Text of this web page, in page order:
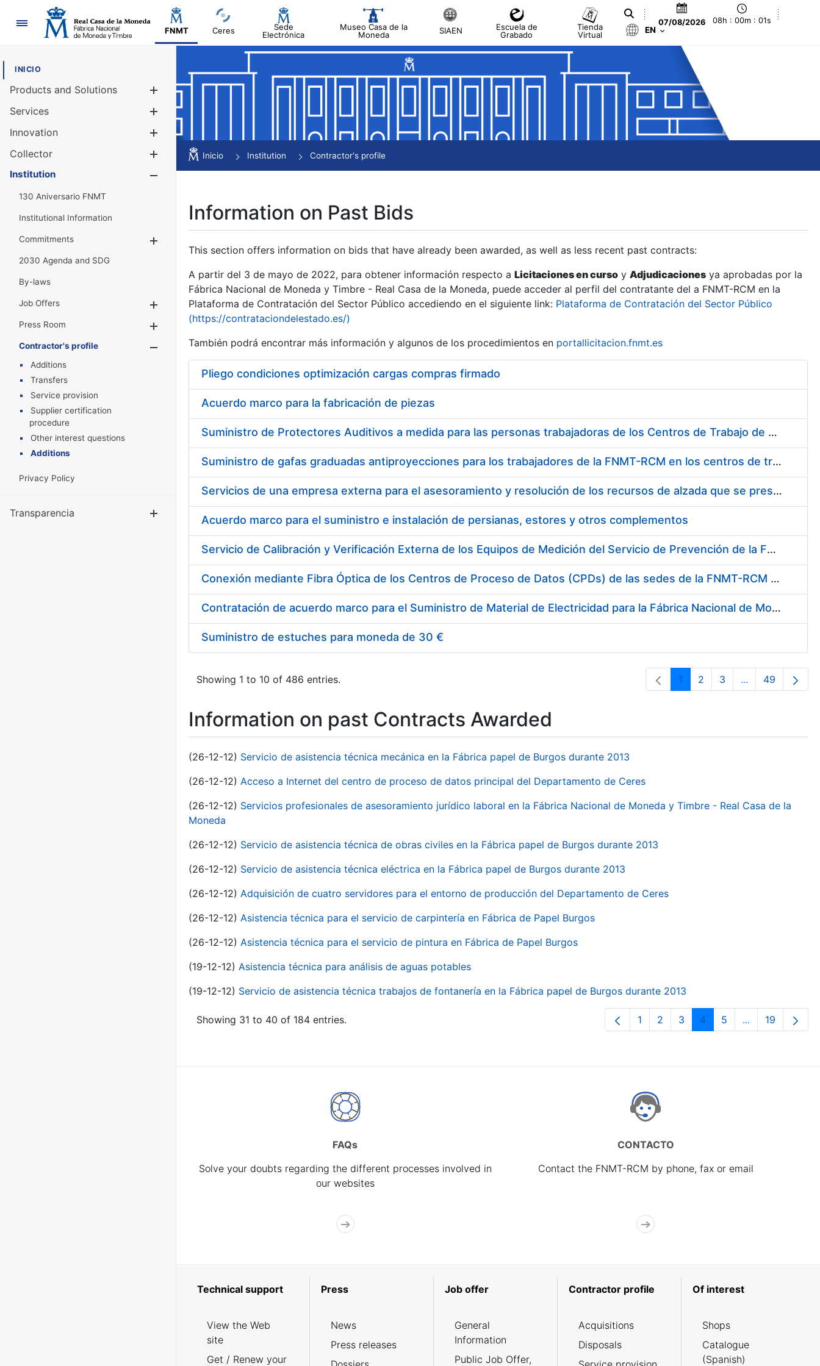
Navigation
FNMT Ceres
Sede
Electrónica
Museo Casa de la
Moneda
SIAEN
Escuela de
Grabado
Tienda
Virtual
07/08/2026 08h : 00m : 02s
EN
INICIO
Products and Solutions
Services
Innovation
Collector
Show/Hide
Institution
130 Aniversario FNMT
Institutional Information
Commitments
2030 Agenda and SDG
By-laws
Job Offers
Show/Hide
Press Room
Show/Hide
Contractor's profile
Show/Hide
Additions
Transfers
Service provision
Supplier certification
procedure
Other interest questions
Additions
Privacy Policy
Transparencia Show/Hide
Inicio Institution Contractor's profile
Information on Past Bids
This section offers information on bids that have already been awarded, as well as less recent past contracts:
A partir del 3 de mayo de 2022, para obtener información respecto a Licitaciones en curso y Adjudicaciones ya aprobadas por la
Fábrica Nacional de Moneda y Timbre - Real Casa de la Moneda, puede acceder al perfil del contratante del a FNMT-RCM en la
Plataforma de Contratación del Sector Público accediendo en el siguiente link: Plataforma de Contratación del Sector Público
(https://contrataciondelestado.es/)
También podrá encontrar más información y algunos de los procedimientos en portallicitacion.fnmt.es
Pliego condiciones optimización cargas compras firmado
Acuerdo marco para la fabricación de piezas
Suministro de Protectores Auditivos a medida para las personas trabajadoras de los Centros de Trabajo de Madrid y Burgos
Suministro de gafas graduadas antiproyecciones para los trabajadores de la FNMT-RCM en los centros de trabajo de Madrid y Burgos
Servicios de una empresa externa para el asesoramiento y resolución de los recursos de alzada que se presentan relacionados con procesos de selección para la FNMT-RCM
Acuerdo marco para el suministro e instalación de persianas, estores y otros complementos
Servicio de Calibración y Verificación Externa de los Equipos de Medición del Servicio de Prevención de la FNMT-RCM
Conexión mediante Fibra Óptica de los Centros de Proceso de Datos (CPDs) de las sedes de la FNMT-RCM de Burgos y Madrid
Contratación de acuerdo marco para el Suministro de Material de Electricidad para la Fábrica Nacional de Moneda y Timbre-Real Casa de la Moneda en su centro de trabajo de Burgos
Suministro de estuches para moneda de 30 €
Showing 1 to 10 of 486 entries. Page
1 Page
2 Page
3 ...Intermediate
Page
49
Information on past Contracts Awarded
(26-12-12) Servicio de asistencia técnica mecánica en la Fábrica papel de Burgos durante 2013
(26-12-12) Acceso a Internet del centro de proceso de datos principal del Departamento de Ceres
(26-12-12) Servicios profesionales de asesoramiento jurídico laboral en la Fábrica Nacional de Moneda y Timbre - Real Casa de la
Moneda
(26-12-12) Servicio de asistencia técnica de obras civiles en la Fábrica papel de Burgos durante 2013
(26-12-12) Servicio de asistencia técnica eléctrica en la Fábrica papel de Burgos durante 2013
(26-12-12) Adquisición de cuatro servidores para el entorno de producción del Departamento de Ceres
(26-12-12) Asistencia técnica para el servicio de carpintería en Fábrica de Papel Burgos
(26-12-12) Asistencia técnica para el servicio de pintura en Fábrica de Papel Burgos
(19-12-12) Asistencia técnica para análisis de aguas potables
(19-12-12) Servicio de asistencia técnica trabajos de fontanería en la Fábrica papel de Burgos durante 2013
Showing 31 to 40 of 184 entries. Page
1 Page
2 Page
3 Page
4 Page
5 ...Intermediate
Page
19
FAQs
Solve your doubts regarding the different processes involved in
our websites
CONTACTO
Contact the FNMT-RCM by phone, fax or email
Technical support
View the Web
site
Get / Renew your
Press
News
Press releases
Job offer
General
Information
Public Job Offer,
Contractor profile
Acquisitions
Disposals
Of interest
Shops
Catalogue
(Spanish)